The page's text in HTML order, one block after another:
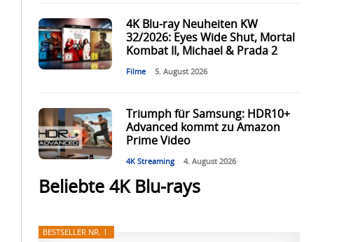
4K Blu-ray Neuheiten KW
32/2026: Eyes Wide Shut, Mortal
Kombat II, Michael & Prada 2
Filme 5. August 2026
Triumph für Samsung: HDR10+
Advanced kommt zu Amazon
Prime Video
4K Streaming 4. August 2026
Beliebte 4K Blu-rays
BESTSELLER NR. 1